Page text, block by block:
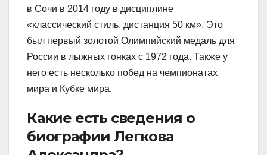
в Сочи в 2014 году в дисциплине
«классический стиль, дистанция 50 км». Это
был первый золотой Олимпийский медаль для
России в лыжных гонках с 1972 года. Также у
него есть несколько побед на чемпионатах
мира и Кубке мира.
Какие есть сведения о
биографии Легкова